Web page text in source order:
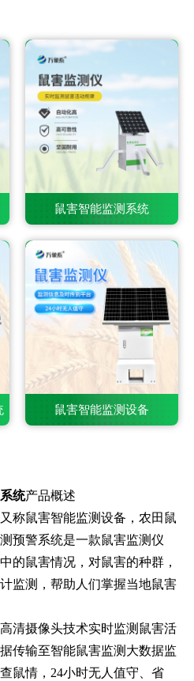
鼠害智能监测系统
鼠害智能监测设备
统产品概述
称鼠害智能监测设备，农田鼠
预警系统是一款鼠害监测仪
的鼠害情况，对鼠害的种群，
监测，帮助人们掌握当地鼠害
清摄像头技术实时监测鼠害活
传输至智能鼠害监测大数据监
鼠情，24小时无人值守、省